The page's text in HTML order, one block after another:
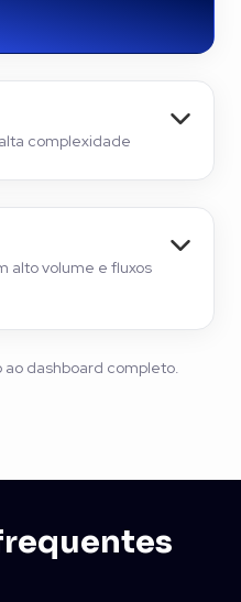
complexidade
alto volume e fluxos
ao dashboard completo.